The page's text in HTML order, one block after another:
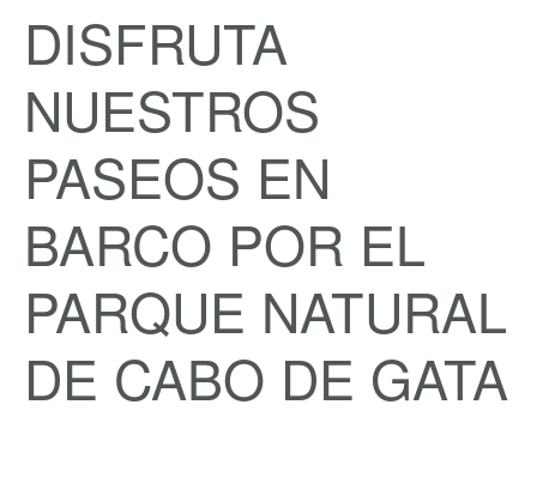
DISFRUTA
NUESTROS
PASEOS EN
BARCO POR EL
PARQUE NATURAL
DE CABO DE GATA